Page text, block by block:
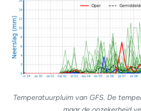
Temperatuurpluim van GFS. De